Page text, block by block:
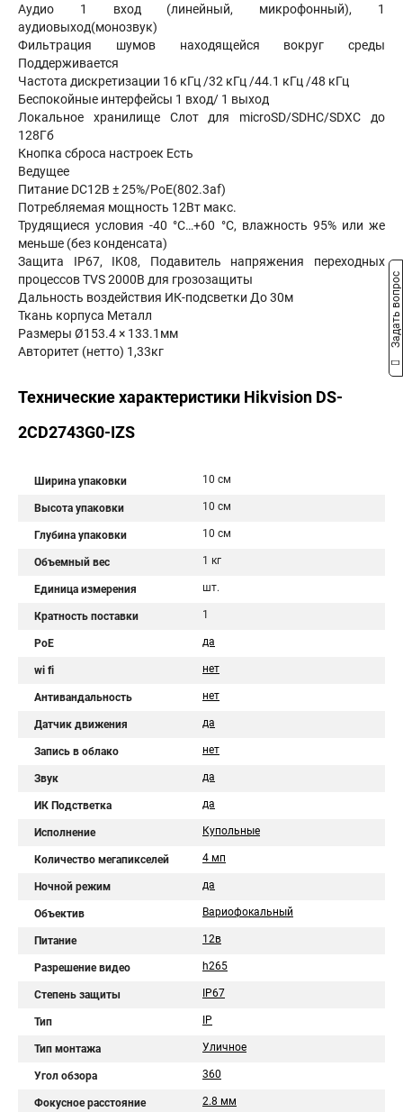
Аудио 1 вход (линейный, микрофонный), 1
аудиовыход(монозвук)
Фильтрация шумов находящейся вокруг среды
Поддерживается
Частота дискретизации 16 кГц /32 кГц /44.1 кГц /48 кГц
Беспокойные интерфейсы 1 вход/ 1 выход
Локальное хранилище Слот для microSD/SDHC/SDXC до
128Гб
Кнопка сброса настроек Есть
Ведущее
Питание DC12В ± 25%/PoE(802.3af)
Потребляемая мощность 12Вт макс.
Трудящиеся условия -40 °C…+60 °C, влажность 95% или же
меньше (без конденсата)
Защита IP67, IK08, Подавитель напряжения переходных
процессов TVS 2000В для грозозащиты
Дальность воздействия ИК-подсветки До 30м
Ткань корпуса Металл
Размеры Ø153.4 × 133.1мм
Авторитет (нетто) 1,33кг
Технические характеристики Hikvision DS-
2CD2743G0-IZS
Ширина упаковки 10 см
Высота упаковки 10 см
Глубина упаковки 10 см
Объемный вес 1 кг
Единица измерения шт.
Кратность поставки 1
PoE да
wi fi нет
Антивандальность нет
Датчик движения да
Запись в облако нет
Звук да
ИК Подстветка да
Исполнение Купольные
Количество мегапикселей 4 мп
Ночной режим да
Объектив Вариофокальный
Питание 12в
Разрешение видео h265
Степень защиты IP67
Тип IP
Тип монтажа Уличное
Угол обзора 360
Фокусное расстояние 2.8 мм
Задать вопрос